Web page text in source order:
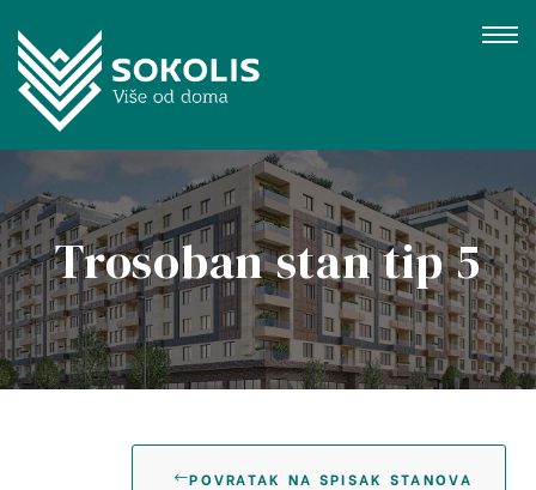
Trosoban stan tip 5
POVRATAK NA SPISAK STANOVA